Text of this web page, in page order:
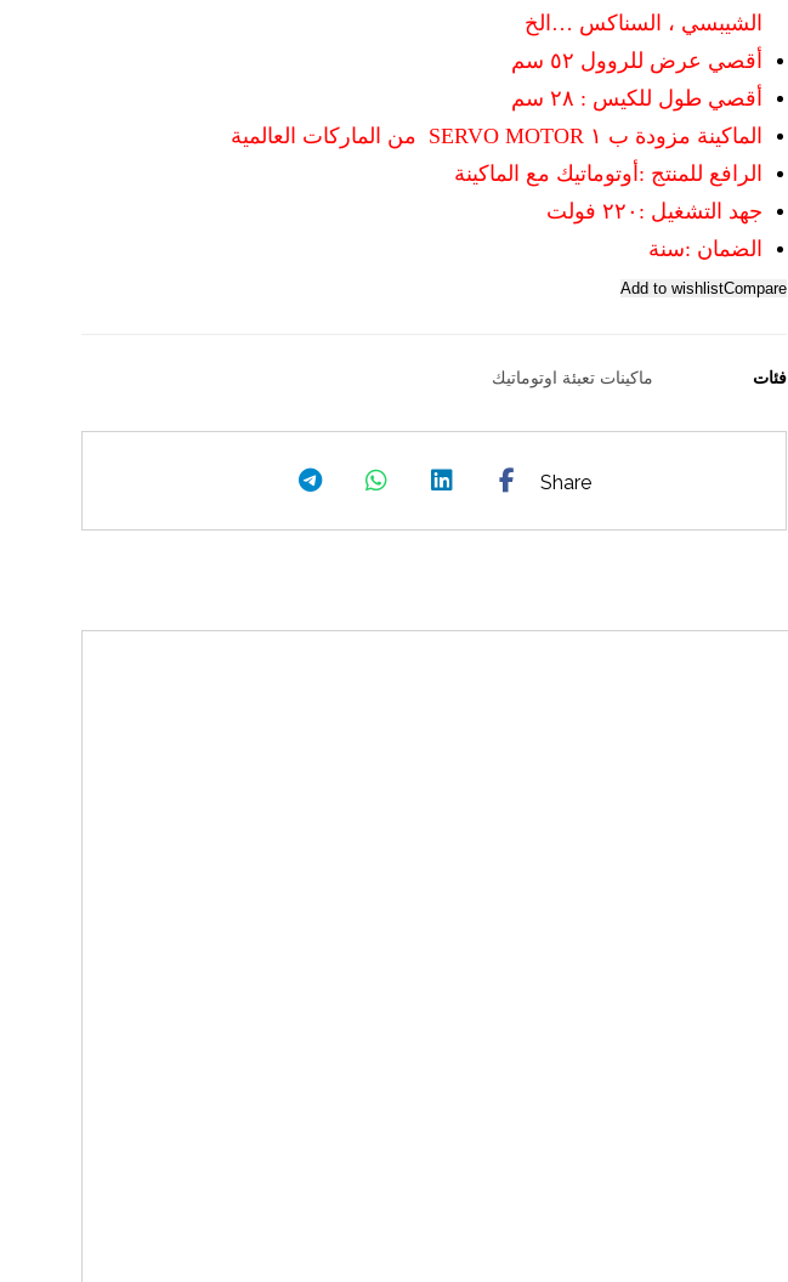
الشيبسي ، السناكس …الخ
أقصي عرض للروول ٥٢ سم
أقصي طول للكيس : ٢٨ سم
الماكينة مزودة ب ١ SERVO MOTOR من الماركات العالمية
الرافع للمنتج :أوتوماتيك مع الماكينة
جهد التشغيل :٢٢٠ فولت
الضمان :سنة
Compare
Add to wishlist
فئات ماكينات تعبئة اوتوماتيك